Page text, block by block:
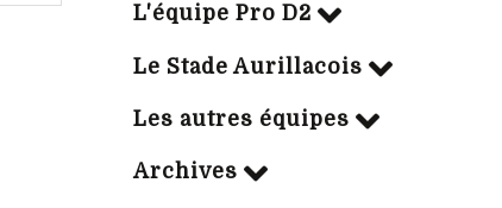
L'équipe Pro D2
Le Stade Aurillacois
Les autres équipes
Archives